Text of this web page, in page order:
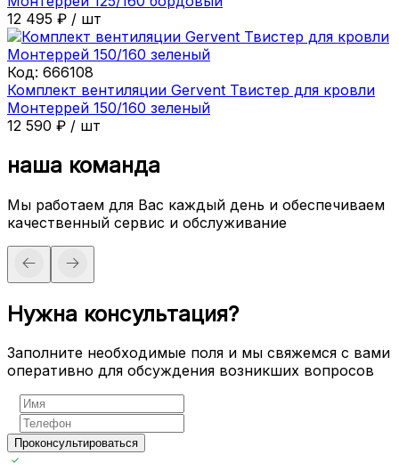
12 495 ₽ / шт
Код: 666108
Комплект вентиляции Gervent Твистер для кровли
Монтеррей 150/160 зеленый
12 590 ₽ / шт
наша команда
Мы работаем для Вас каждый день и обеспечиваем
качественный сервис и обслуживание
Нужна консультация?
Заполните необходимые поля и мы свяжемся с вами
оперативно для обсуждения возникших вопросов
Проконсультироваться